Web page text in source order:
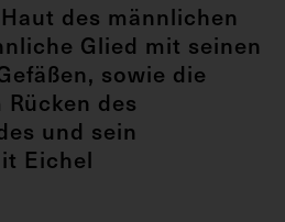
des männlichen
Glied mit seinen
sowie die
des
und sein
Eichel